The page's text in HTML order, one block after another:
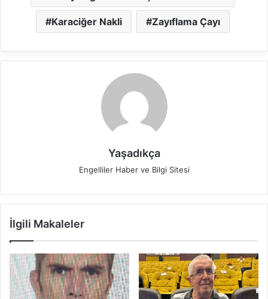
Karaciğer Nakli Zayıflama Çayı
Yaşadıkça
Engelliler Haber ve Bilgi Sitesi
İlgili Makaleler